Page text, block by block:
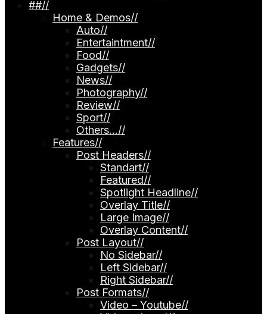
##//
Home & Demos//
Auto//
Entertaintment//
Food//
Gadgets//
News//
Photography//
Review//
Sport//
Others…//
Features//
Post Headers//
Standart//
Featured//
Spotlight Headline//
Overlay Title//
Large Image//
Overlay Content//
Post Layout//
No Sidebar//
Left Sidebar//
Right Sidebar//
Post Formats//
Video – Youtube//